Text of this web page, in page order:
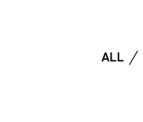
ALL